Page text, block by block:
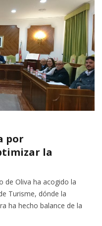
por
la
de Oliva ha acogido la
Turisme, dónde la
ha hecho balance de la